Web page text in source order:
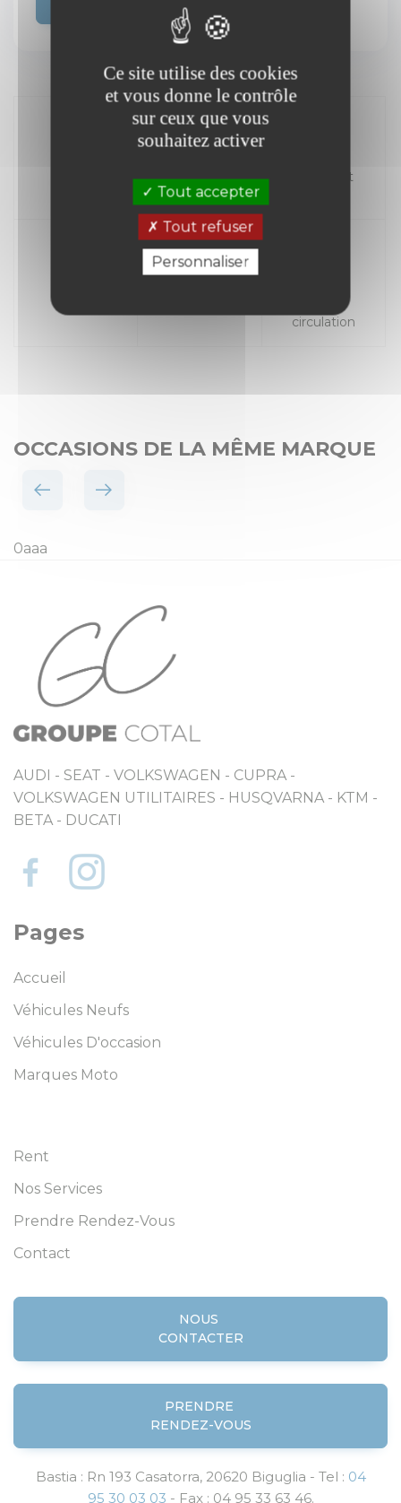
Kilométrage Carburant
circulation
OCCASIONS DE LA MÊME MARQUE
0aaa
AUDI - SEAT - VOLKSWAGEN - CUPRA -
VOLKSWAGEN UTILITAIRES - HUSQVARNA - KTM -
BETA - DUCATI
Pages
Accueil
Véhicules Neufs
Véhicules D'occasion
Marques Moto
Rent
Nos Services
Prendre Rendez-Vous
Contact
NOUS
CONTACTER
PRENDRE
RENDEZ-VOUS
Bastia : Rn 193 Casatorra, 20620 Biguglia - Tel : 04
95 30 03 03 - Fax : 04 95 33 63 46.
Ce site utilise des cookies
et vous donne le contrôle
sur ceux que vous
souhaitez activer
Tout accepter
Tout refuser
Personnaliser